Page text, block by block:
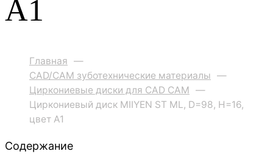
A1
Главная —
CAD/CAM зуботехнические материалы —
Циркониевые диски для CAD CAM —
Циркониевый диск MIIYEN ST ML, D=98, H=16,
цвет A1
Содержание